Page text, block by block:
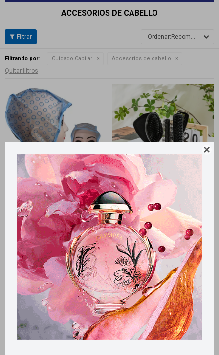

ACCESORIOS DE CABELLO
Recomendados
Filtrando por: Cuidado Capilar Accesorios de cabello
Quitar filtros
LlegaMAÑANA
LlegaMAÑANA
Gorra para mechitas con
aguja
$ 68
Llega MAÑANA
Llega MAÑANA
Set porta cepillos para pelo
$ 390